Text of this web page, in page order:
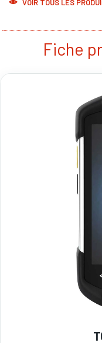
VOIR TOUS LES
Fiche